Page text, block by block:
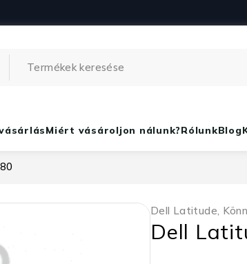
Miért vásároljon nálunk?RólunkBlog
Dell Latitude,
Dell